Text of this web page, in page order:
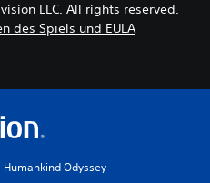
LLC. All rights reserved.
des Spiels und EULA
Odyssey